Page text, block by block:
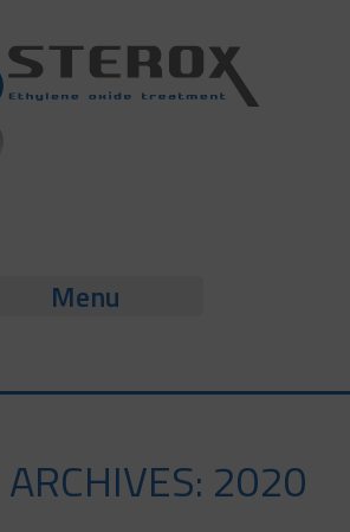
Menu
ARCHIVES: 2020